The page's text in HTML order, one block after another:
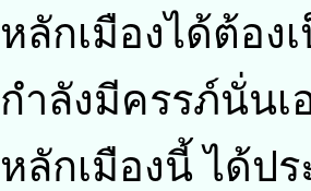
หลักเมืองได้ต้อง
กำลังมีครรภ์นั่นเ
หลักเมืองนี้ ได้ป